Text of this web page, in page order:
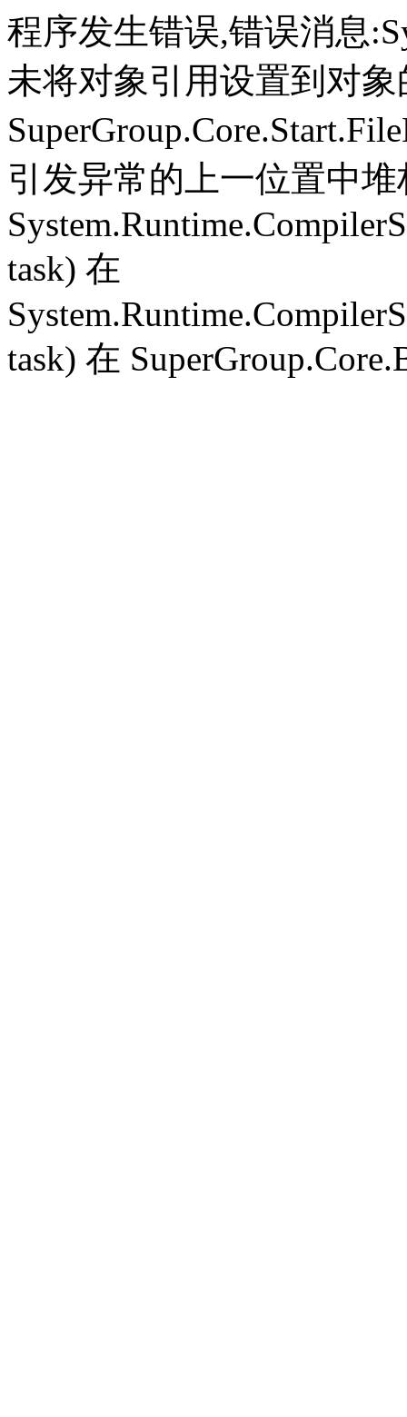
程序发生错误,错误消息
未将对象引用设置到对
引发异常的上一位置中
task) 在
task) 在